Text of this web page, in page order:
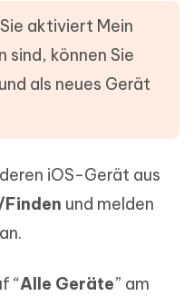
aktiviert Mein
sind, können Sie
als neues Gerät
iOS-Gerät aus
und melden
“Alle Geräte” am